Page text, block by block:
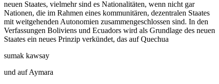
neuen Staates, vielmehr sind es Nationalitäten, wenn nicht gar
Nationen, die im Rahmen eines kommunitären, dezentralen Staates
mit weitgehenden Autonomien zusammengeschlossen sind. In den
Verfassungen Boliviens und Ecuadors wird als Grundlage des neuen
Staates ein neues Prinzip verkündet, das auf Quechua
sumak kawsay
und auf Aymara